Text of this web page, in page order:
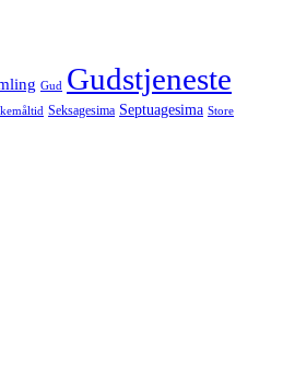
Gud Gudstjeneste
Seksagesima Septuagesima Store